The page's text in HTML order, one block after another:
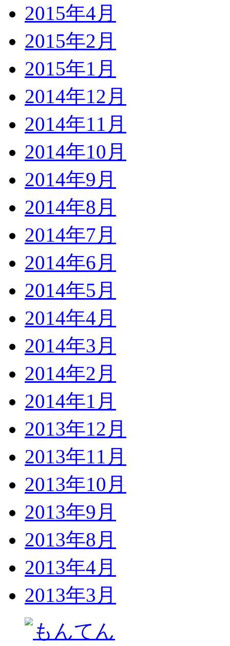
2015年4月
2015年2月
2015年1月
2014年12月
2014年11月
2014年10月
2014年9月
2014年8月
2014年7月
2014年6月
2014年5月
2014年4月
2014年3月
2014年2月
2014年1月
2013年12月
2013年11月
2013年10月
2013年9月
2013年8月
2013年4月
2013年3月